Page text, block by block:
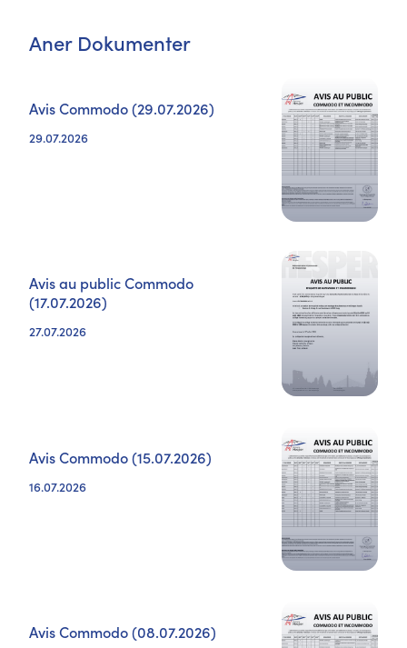
Aner Dokumenter
Avis Commodo (29.07.2026)
29.07.2026
Avis au public Commodo
(17.07.2026)
27.07.2026
Avis Commodo (15.07.2026)
16.07.2026
Avis Commodo (08.07.2026)